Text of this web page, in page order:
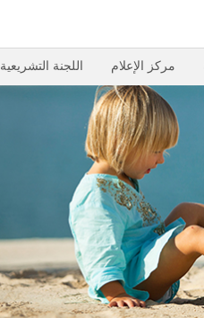
مركز الإعلام اللجنة التشريعية